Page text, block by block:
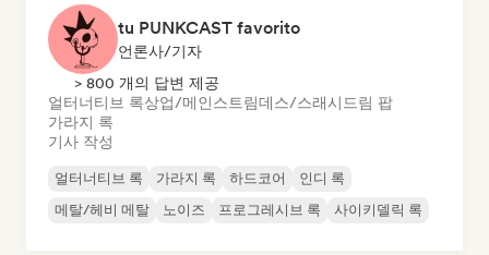
tu PUNKCAST favorito
언론사/기자
> 800 개의 답변 제공
얼터너티브 록상업/메인스트림데스/스래시 드림 팝
가라지 록
기사 작성
얼터너티브 록 가라지 록 하드코어
인디 록
메탈/헤비 메탈
노이즈 프로그레시브 록 사이키델릭 록